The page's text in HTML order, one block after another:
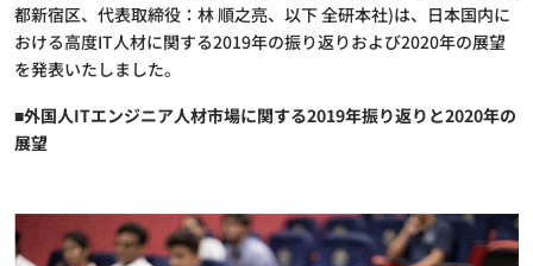
都新宿区、代表取締役：林 順之亮、以下 全研本社)は、日本国内に
おける高度IT人材に関する2019年の振り返りおよび2020年の展望
を発表いたしました。
■外国人ITエンジニア人材市場に関する2019年振り返りと2020年の
展望